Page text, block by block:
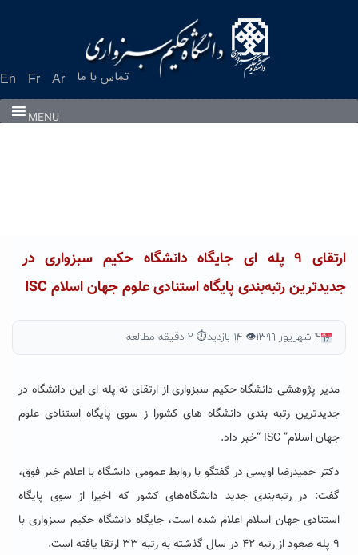
En Fr Ar تماس با ما
MENU
ارتقای ۹ پله ای جایگاه دانشگاه حکیم سبزواری در
جدیدترین رتبه‌بندی پایگاه استنادی علوم جهان اسلام ISC
۴ شهریور ۱۳۹۹ 👁 ۱۴ بازدید ⏱ ۲ دقیقه مطالعه
مدیر پژوهشی دانشگاه حکیم سبزواری از ارتقای نه پله ای این دانشگاه در
جدیدترین رتبه بندی دانشگاه های کشورا ز سوی پایگاه استنادی علوم
جهان اسلام” ISC “خبر داد.
دکتر حمیدرضا اویسی در گفتگو با روابط عمومی دانشگاه با اعلام خبر فوق،
گفت: در رتبه‌بندی جدید دانشگاه‌های کشور که اخیرا از سوی پایگاه
استنادی جهان اسلام اعلام شده است، جایگاه دانشگاه حکیم سبزواری با
۹ پله صعود از رتبه ۴۲ در سال گذشته به رتبه ۳۳ ارتقا یافته است.